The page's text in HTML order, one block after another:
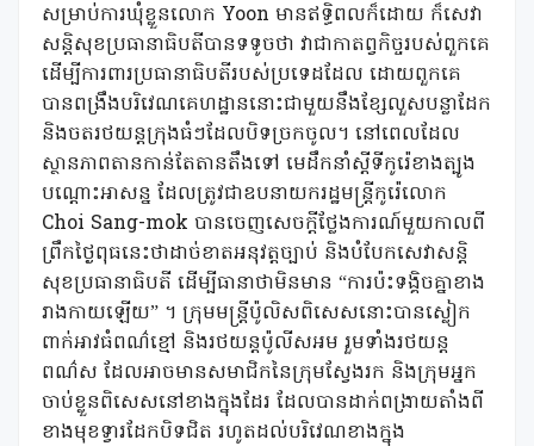
សម្រាប់ការឃុំខ្លួនលោក Yoon មានឥទ្ធិពលក៏ដោយ ក៏សេវា
សន្តិសុខប្រធានាធិបតីបានទទូចថា វាជាកាតព្វកិច្ចរបស់ពួកគេ
ដើម្បីការពារប្រធានាធិបតីរបស់ប្រទេដដែល ដោយពួកគេ
បានពង្រឹងបរិវេណគេហដ្ឋាននោះជាមួយនឹងខ្សែលួសបន្លាដែក
និងចតរថយន្តក្រុងធំៗដែលបិទច្រកចូល។ នៅពេលដែល
ស្ថានភាពតានកាន់តែតានតឹងទៅ មេដឹកនាំស្តីទីកូរ៉េខាងត្បូង
បណ្តោះអាសន្ន ដែលត្រូវជាឧបនាយករដ្ឋមន្ត្រីកូរ៉េលោក
Choi Sang-mok បានចេញសេចក្តីថ្លែងការណ៍មួយកាលពី
ព្រឹកថ្ងៃពុធនេះថាដាច់ខាតអនុវត្តច្បាប់ និងបំបែកសេវាសន្តិ
សុខប្រធានាធិបតី ដើម្បីធានាថាមិនមាន “ការប៉ះទង្គិចគ្នាខាង
រាងកាយឡើយ” ។ ក្រុមមន្ត្រីប៉ូលិសពិសេសនោះបានស្លៀក
ពាក់អាវធំពណ៌ខ្មៅ និងរថយន្តប៉ូលីសអម រួមទាំងរថយន្ត
ពណ៌ស ដែលអាចមានសមាជិកនៃក្រុមស្វែងរក និងក្រុមអ្នក
ចាប់ខ្លួនពិសេសនៅខាងក្នុងដែរ ដែលបានដាក់ពង្រាយតាំងពី
ខាងមុខទ្វារដែកបិទជិត រហូតដល់បរិវេណខាងក្នុង